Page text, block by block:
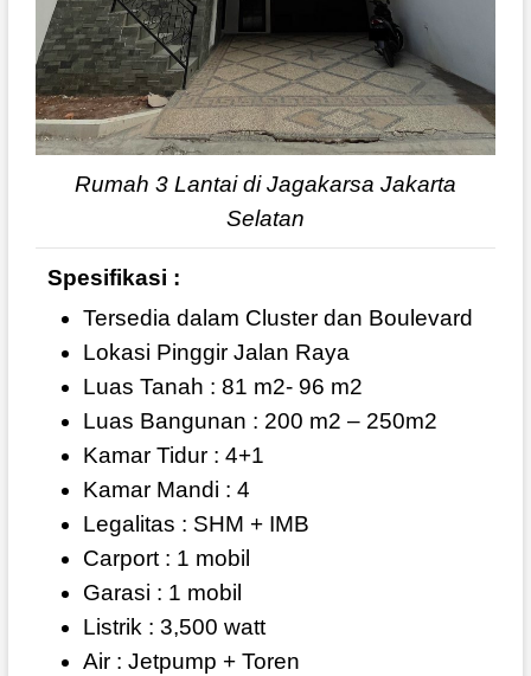
Rumah 3 Lantai di Jagakarsa Jakarta
Selatan
Spesifikasi :
Tersedia dalam Cluster dan Boulevard
Lokasi Pinggir Jalan Raya
Luas Tanah : 81 m2- 96 m2
Luas Bangunan : 200 m2 – 250m2
Kamar Tidur : 4+1
Kamar Mandi : 4
Legalitas : SHM + IMB
Carport : 1 mobil
Garasi : 1 mobil
Listrik : 3,500 watt
Air : Jetpump + Toren